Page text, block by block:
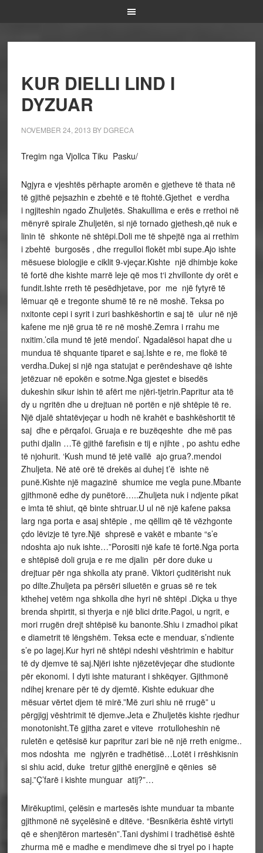
KUR DIELLI LIND I
DYZUAR
NOVEMBER 24, 2013 BY DGRECA
Tregim nga Vjollca Tiku Pasku/
Ngjyra e vjeshtës përhapte aromën e gjetheve të thata në
të gjithë pejsazhin e zbehtë e të ftohtë.Gjethet e verdha
i ngjiteshin ngado Zhuljetës. Shakullima e erës e rrethoi në
mënyrë spirale Zhuljetën, si një tornado gjethesh,që nuk e
linin të shkonte në shtëpi.Doli me të shpejtë nga ai rrethim
i zbehtë burgosës , dhe rregulloi flokët mbi supe.Ajo ishte
mësuese biologjie e ciklit 9-vjeçar.Kishte një dhimbje koke
të fortë dhe kishte marrë leje që mos t‘i zhvillonte dy orët e
fundit.Ishte rreth të pesëdhjetave, por me një fytyrë të
lëmuar që e tregonte shumë të re në moshë. Teksa po
nxitonte cepi i syrit i zuri bashkëshortin e saj të ulur në një
kafene me një grua të re në moshë.Zemra i rrahu me
nxitim.’cila mund të jetë mendoi’. Ngadalësoi hapat dhe u
mundua të shquante tiparet e saj.Ishte e re, me flokë të
verdha.Dukej si një nga statujat e perëndeshave që ishte
jetëzuar në epokën e sotme.Nga gjestet e bisedës
dukeshin sikur ishin të afërt me njëri-tjetrin.Papritur ata të
dy u ngritën dhe u drejtuan në portën e një shtëpie të re.
Një djalë shtatëvjeçar u hodh në krahët e bashkëshortit të
saj dhe e përqafoi. Gruaja e re buzëqeshte dhe më pas
puthi djalin …Të gjithë farefisin e tij e njihte , po ashtu edhe
të njohurit. ‘Kush mund të jetë vallë ajo grua?.mendoi
Zhuljeta. Në atë orë të drekës ai duhej t’ë ishte në
punë.Kishte një magazinë shumice me vegla pune.Mbante
gjithmonë edhe dy punëtorë…..Zhuljeta nuk i ndjente pikat
e imta të shiut, që binte shtruar.U ul në një kafene paksa
larg nga porta e asaj shtëpie , me qëllim që të vëzhgonte
çdo lëvizje të tyre.Një shpresë e vakët e mbante “s’e
ndoshta ajo nuk ishte…”Porositi një kafe të fortë.Nga porta
e shtëpisë doli gruja e re me djalin për dore duke u
drejtuar për nga shkolla aty pranë. Viktori çuditërisht nuk
po dilte.Zhuljeta pa përsëri siluetën e gruas së re tek
kthehej vetëm nga shkolla dhe hyri në shtëpi .Diçka u thye
brenda shpirtit, si thyerja e një blici drite.Pagoi, u ngrit, e
mori rrugën drejt shtëpisë ku banonte.Shiu i zmadhoi pikat
e diametrit të lëngshëm. Teksa ecte e menduar, s’ndiente
s’e po lagej.Kur hyri në shtëpi ndeshi vështrimin e habitur
të dy djemve të saj.Njëri ishte njëzetëvjeçar dhe studionte
për ekonomi. I dyti ishte maturant i shkëqyer. Gjithmonë
ndihej krenare për të dy djemtë. Kishte edukuar dhe
mësuar vërtet djem të mirë.”Më zuri shiu në rrugë” u
përgjigj vështrimit të djemve.Jeta e Zhuljetës kishte rjedhur
monotonisht.Të gjitha zaret e viteve rrotulloheshin në
ruletën e qetësisë kur papritur zari bie në një rreth enigme..
mos ndoshta me ngjyrën e tradhëtisë…Lotët i rrëshkisnin
si shiu acid, duke tretur gjithë energjinë e qënies së
saj.”Ç’farë i kishte munguar atij?”…
Mirëkuptimi, çelësin e martesës ishte munduar ta mbante
gjithmonë në syçelësinë e ditëve. “Besnikëria është virtyti
që e shenjtëron martesën”.Tani dyshimi i tradhëtisë është
zhurma më e madhe e mendimeve dhe si tryel po i hapte